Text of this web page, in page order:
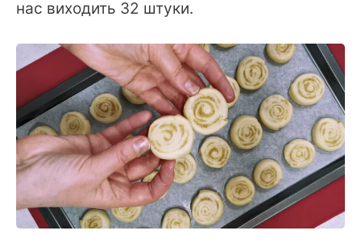
нас виходить 32 штуки.